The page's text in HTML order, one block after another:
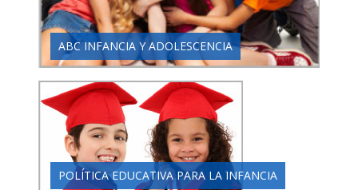
ABC INFANCIA Y ADOLESCENCIA
POLÍTICA EDUCATIVA PARA LA INFANCIA